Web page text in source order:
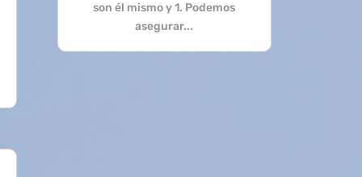
son él mismo y 1. Podemos
asegurar...